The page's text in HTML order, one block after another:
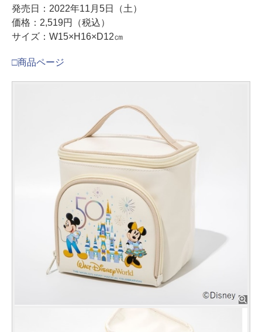
発売日：2022年11月5日（土）
価格：2,519円（税込）
サイズ：W15×H16×D12㎝
□商品ページ